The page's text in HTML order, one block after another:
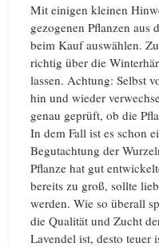
Mit einigen kleinen
gezogenen Pflanzen aus
beim Kauf auswählen.
richtig über die
lassen. Achtung: Selbst
hin und wieder
genau geprüft, ob die
In dem Fall ist es schon
Begutachtung der
Pflanze hat gut
bereits zu groß, sollte
werden. Wie so überall
die Qualität und Zucht
Lavendel ist, desto teuer